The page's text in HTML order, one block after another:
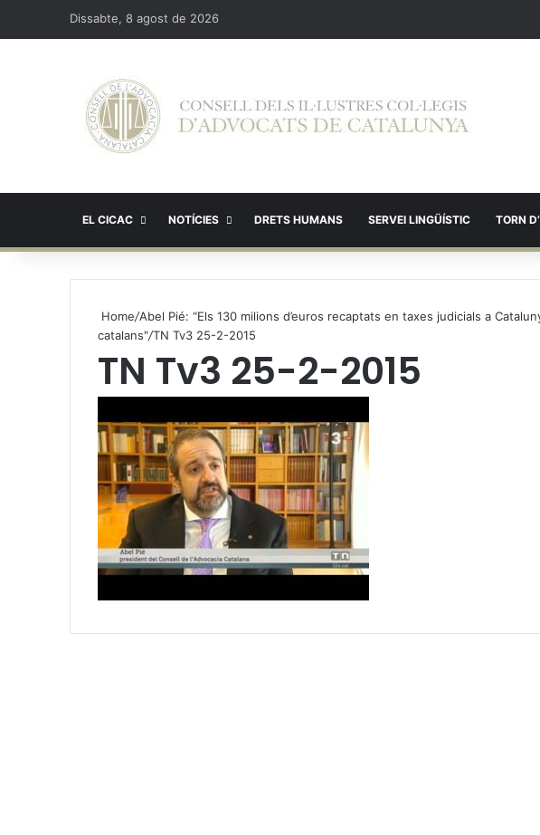
Dissabte, 8 agost de 2026
EL CICAC NOTÍCIES DRETS HUMANS SERVEI LINGÜÍSTIC TORN
Home/Abel Pié: “Els 130 milions d’euros recaptats en taxes judicials a
catalans"/TN Tv3 25-2-2015
TN Tv3 25-2-2015